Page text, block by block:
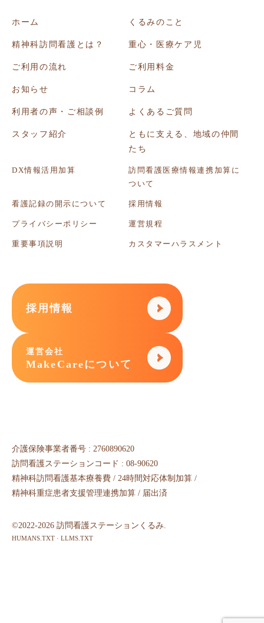
ホーム くるみのこと
精神科訪問看護とは？ 重心・医療ケア児
ご利用の流れ ご利用料金
お知らせ コラム
利用者の声・ご相談例 よくあるご質問
スタッフ紹介
ともに支える、地域の仲間
たち
DX情報活用加算
訪問看護医療情報連携加算に
ついて
看護記録の開示について 採用情報
プライバシーポリシー 運営規程
重要事項説明 カスタマーハラスメント
採用情報
運営会社
MakeCareについて
介護保険事業者番号 : 2760890620
訪問看護ステーションコード : 08-90620
精神科訪問看護基本療養費 / 24時間対応体制加算 /
精神科重症患者支援管理連携加算 / 届出済
©2022-2026 訪問看護ステーションくるみ.
HUMANS.TXT · LLMS.TXT